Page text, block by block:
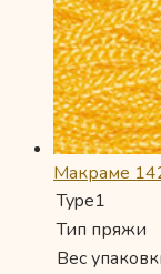
Макраме
Type1
Тип пряжи
Вес